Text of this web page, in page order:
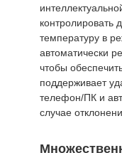
контролировать
температуру в
автоматически
чтобы
поддерживает
телефон/ПК и
случае